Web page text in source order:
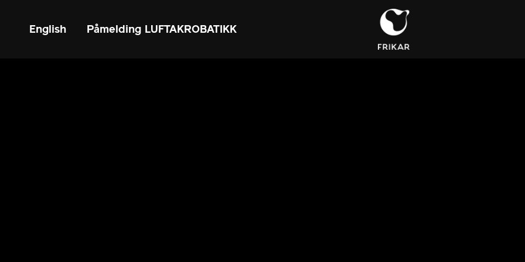
English Påmelding LUFTAKROBATIKK